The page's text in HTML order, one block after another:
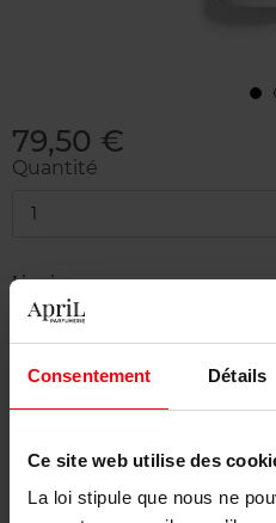
Consentement Détails
Ce site web utilise des
La loi stipule que nous ne
79,50 €
Quantité
1
Livraison
En stock
Ajouter
Retour gratuit dans votre